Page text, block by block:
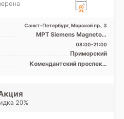
Санкт-Петербург, Морской пр., 3
МРТ Siemens Magnetom
Avanto 1.5Т закрытый тип, КТ
Siemens Somatom Sens ...
08:00-21:00
Приморский
Комендантский проспект,
речка, Чкаловская, Беговая,
20%